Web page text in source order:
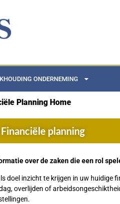
ONDERNEMING
Planning Home
planning
over de zaken die een rol
doel inzicht te krijgen in uw huidige
overlijden of